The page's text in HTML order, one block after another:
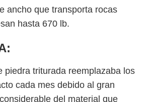
ancho que transporta rocas
hasta 670 lb.
piedra triturada reemplazaba los
cada mes debido al gran
del material que